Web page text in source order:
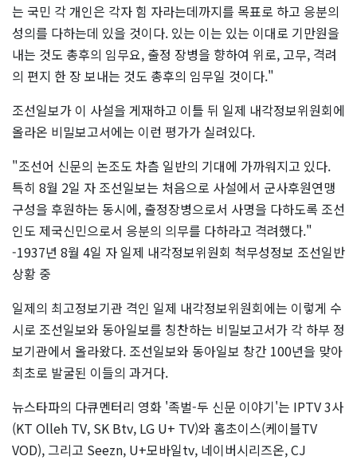
는 국민 각 개인은 각자 힘 자라는데까지를 목표로 하고 응분의
성의를 다하는데 있을 것이다. 있는 이는 있는 이대로 기만원을
내는 것도 총후의 임무요, 출정 장병을 향하여 위로, 고무, 격려
의 편지 한 장 보내는 것도 총후의 임무일 것이다."
조선일보가 이 사설을 게재하고 이틀 뒤 일제 내각정보위원회에
올라온 비밀보고서에는 이런 평가가 실려있다.
"조선어 신문의 논조도 차츰 일반의 기대에 가까워지고 있다.
특히 8월 2일 자 조선일보는 처음으로 사설에서 군사후원연맹
구성을 후원하는 동시에, 출정장병으로서 사명을 다하도록 조선
인도 제국신민으로서 응분의 의무를 다하라고 격려했다."
-1937년 8월 4일 자 일제 내각정보위원회 척무성정보 조선일반
상황 중
일제의 최고정보기관 격인 일제 내각정보위원회에는 이렇게 수
시로 조선일보와 동아일보를 칭찬하는 비밀보고서가 각 하부 정
보기관에서 올라왔다. 조선일보와 동아일보 창간 100년을 맞아
최초로 발굴된 이들의 과거다.
뉴스타파의 다큐멘터리 영화 '족벌-두 신문 이야기'는 IPTV 3사
(KT Olleh TV, SK Btv, LG U+ TV)와 홈초이스(케이블TV
VOD), 그리고 Seezn, U+모바일tv, 네이버시리즈온, CJ